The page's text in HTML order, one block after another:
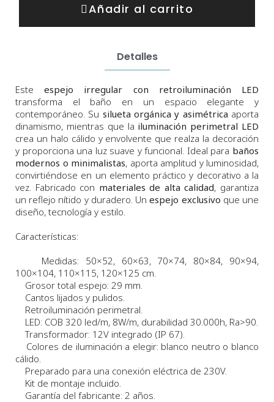
Añadir al carrito
Detalles
Esteespejo irregular con retroiluminación LED
transforma el baño en un espacio elegante y
contemporáneo. Su silueta orgánica y asimétrica aporta
dinamismo, mientras que la iluminación perimetral LED
crea un halo cálido y envolvente que realza la decoración
y proporciona una luz suave y funcional. Ideal para baños
modernos o minimalistas, aporta amplitud y luminosidad,
convirtiéndose en un elemento práctico y decorativo a la
vez. Fabricado con materiales de alta calidad, garantiza
un reflejo nítido y duradero. Unespejo exclusivo que une
diseño, tecnología y estilo.
Características:
Medidas: 50×52, 60×63, 70×74, 80×84, 90×94,
100×104, 110×115, 120×125 cm.
Grosor total espejo: 29 mm.
Cantos lijados y pulidos.
Retroiluminación perimetral.
LED: COB 320 led/m, 8W/m, durabilidad 30.000h, Ra>90.
Transformador: 12V integrado (IP 67).
Colores de iluminación a elegir: blanco neutro o blanco
cálido.
Preparado para una conexión eléctrica de 230V.
Kit de montaje incluido.
Garantía del fabricante: 2 años.